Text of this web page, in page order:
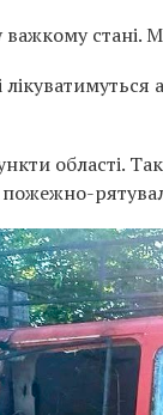
важкому
області.